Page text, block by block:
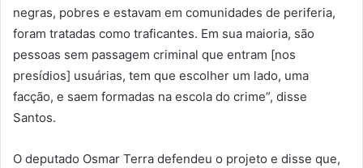
negras, pobres e estavam em comunidades de periferia,
foram tratadas como traficantes. Em sua maioria, são
pessoas sem passagem criminal que entram [nos
presídios] usuárias, tem que escolher um lado, uma
facção, e saem formadas na escola do crime”, disse
Santos.
O deputado Osmar Terra defendeu o projeto e disse que,